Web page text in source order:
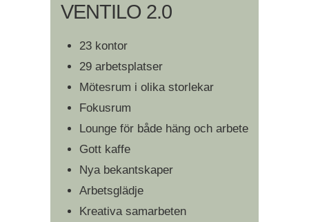
VENTILO 2.0
23 kontor
29 arbetsplatser
Mötesrum i olika storlekar
Fokusrum
Lounge för både häng och arbete
Gott kaffe
Nya bekantskaper
Arbetsglädje
Kreativa samarbeten